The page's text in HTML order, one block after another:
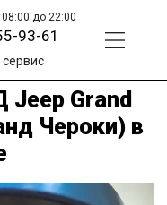
до 22:00
93-61
Grand
Чероки) в